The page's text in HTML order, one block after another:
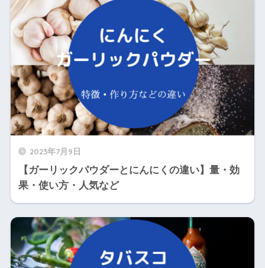
2023年7月9日
【ガーリックパウダーとにんにくの違い】量・効
果・使い方・人気など